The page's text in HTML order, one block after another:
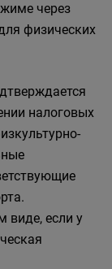
через
физических
налоговых
виде, если у